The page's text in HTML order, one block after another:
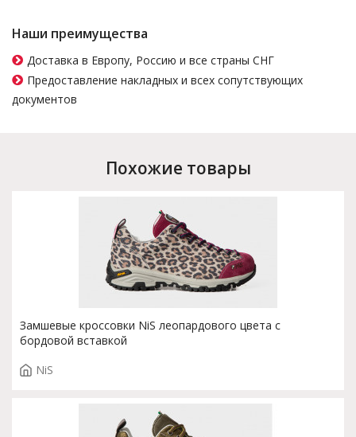
Наши преимущества
Доставка в Европу, Россию и все страны СНГ
Предоставление накладных и всех сопутствующих
документов
Похожие товары
Замшевые кроссовки NiS леопардового цвета с
бордовой вставкой
NiS